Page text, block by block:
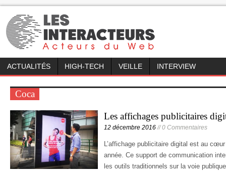
ACTUALITÉS HIGH-TECH VEILLE INTERVIEW
Coca
Les affichages publicitaires
12 décembre 2016// 0 Commentaires
L’affichage publicitaire digital est au
année. Ce support de communication
les outils traditionnels sur la voie